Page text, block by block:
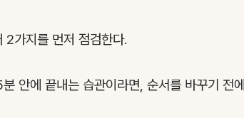
2가지를 먼저 점검한다.
안에 끝내는 습관이라면, 순서를 바꾸기 전